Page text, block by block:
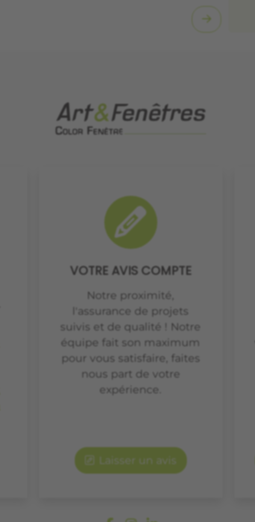
VOTRE AVIS COMPTE
Notre proximité,
l'assurance de projets
suivis et de qualité ! Notre
équipe fait son maximum
pour vous satisfaire, faites
nous part de votre
expérience.
Laisser un avis